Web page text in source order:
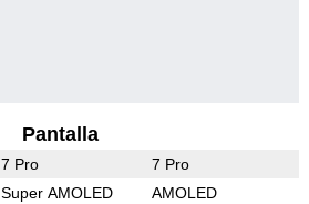
Pantalla
7 Pro 7 Pro
Super AMOLED AMOLED